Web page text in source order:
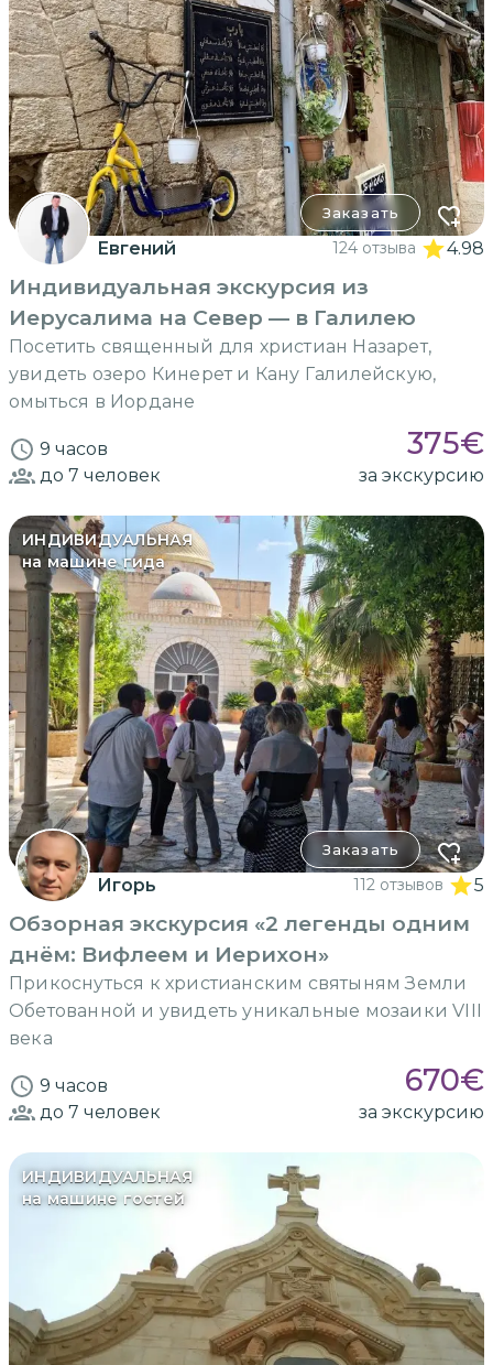
Заказать
Евгений 124 отзыва 4.98
Индивидуальная экскурсия из
Иерусалима на Север — в Галилею
Посетить священный для христиан Назарет,
увидеть озеро Кинерет и Кану Галилейскую,
омыться в Иордане
9 часов 375€
до 7 человек за экскурсию
ИНДИВИДУАЛЬНАЯ
на машине гида
Заказать
Игорь 112 отзывов 5
Обзорная экскурсия «2 легенды одним
днём: Вифлеем и Иерихон»
Прикоснуться к христианским святыням Земли
Обетованной и увидеть уникальные мозаики VIII
века
9 часов 670€
до 7 человек за экскурсию
ИНДИВИДУАЛЬНАЯ
на машине гостей